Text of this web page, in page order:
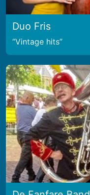
Duo Fris
Vintage hits